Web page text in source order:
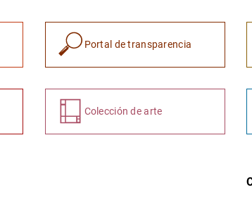
Portal de transparencia
Colección de arte